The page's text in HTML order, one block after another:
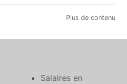
Plus de contenu
Salaires en